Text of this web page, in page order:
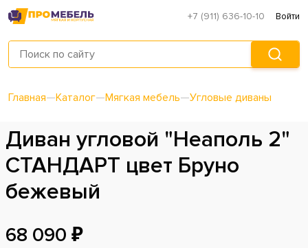
+7 (911) 636-10-10 Войти
Главная—Каталог—Мягкая мебель—Угловые диваны
Диван угловой "Неаполь 2"
СТАНДАРТ цвет Бруно
бежевый
68 090 ₽